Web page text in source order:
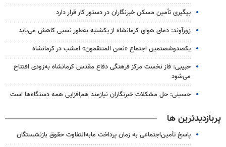
پیگیری تأمین مسکن خبرنگاران در دستور کار قرار دارد
زورآوند: دمای هوای کرمانشاه از یکشنبه به‌طور نسبی کاهش می‌یابد
یکصدوشصتمین اجتماع «نحن المنتقمون» امشب در کرمانشاه
حبیبی: فاز نخست مرکز فرهنگی دفاع مقدس کرمانشاه به‌زودی افتتاح
می‌شود
حسینی: حل مشکلات خبرنگاران نیازمند هم‌افزایی همه دستگاه‌ها است
پربازدیدترین ها
پاسخ تأمین‌اجتماعی به زمان پرداخت مابه‌التفاوت حقوق بازنشستگان